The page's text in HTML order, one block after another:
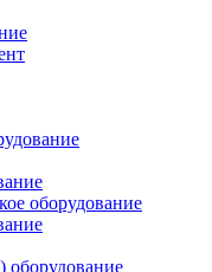
оборудование
оборудование